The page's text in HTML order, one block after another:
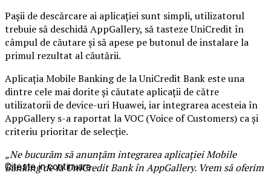
Pașii de descărcare ai aplicației sunt simpli, utilizatorul
trebuie să deschidă AppGallery, să tasteze UniCredit în
câmpul de căutare și să apese pe butonul de instalare la
primul rezultat al căutării.
Aplicația Mobile Banking de la UniCredit Bank este una
dintre cele mai dorite și căutate aplicații de către
utilizatorii de device-uri Huawei, iar integrarea acesteia în
AppGallery s-a raportat la VOC (Voice of Customers) ca și
criteriu prioritar de selecție.
„Ne bucurăm să anunțăm integrarea aplicației Mobile
Banking de la UniCredit Bank în AppGallery. Vrem să oferim
Citeste in continuare